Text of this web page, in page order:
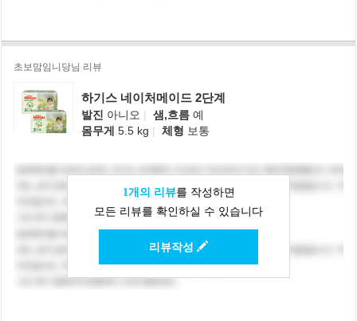
초보맘임니당님 리뷰
하기스 네이처메이드 2단계
발진 아니오 | 샘,흐름 예
몸무게 5.5 kg | 체형 보통
1개의 리뷰를 작성하면
모든 리뷰를 확인하실 수 있습니다
리뷰작성